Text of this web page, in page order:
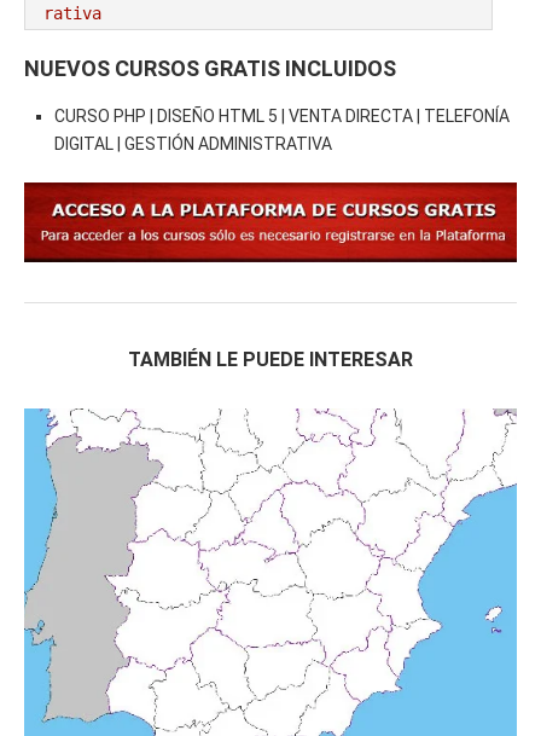
rativa
# CURSOS GRATIS AGRICULTURA/GANADERÍA
Curso Gratis Riesgos Específicos en Mata
deros de Aves y Conejos (25 horas)
Curso Gratis Cultivo y Recolección de Fr
utas (60 horas)
horas)
Curso Gratis Bienestar Animal en el Tran
sporte (20 horas)
Curso Gratis Cultivo bajo abrigo (50 hor
Curso Gratis Almacenamiento de Productos
#
CURSOS GRATIS ALIMENTACIÓN
Curso Gratis Seguridad e Higiene en Pana
dería (60 horas)
Curso Gratis Higiene General en el Secto
r Alimentación (80 horas)
Curso Gratis Manipulador de Alimentos (3
0 horas)
Curso Gratis Calidad en el Sector Alimen
tación (20 horas)
Curso Gratis Trazabilidad Alimentaria (7
5 horas)
Curso Gratis Almacenamiento de Productos
Hortofrutícolas (24 horas)
Curso Gratis Riesgos en Mataderos de Ave
NUEVOS CURSOS GRATIS INCLUIDOS
CURSO PHP | DISEÑO HTML 5 | VENTA DIRECTA | TELEFONÍA
DIGITAL | GESTIÓN ADMINISTRATIVA
TAMBIÉN LE PUEDE INTERESAR